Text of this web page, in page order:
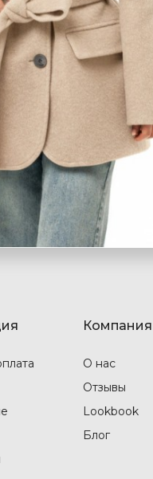
Компания
О нас
Отзывы
Lookbook
Блог